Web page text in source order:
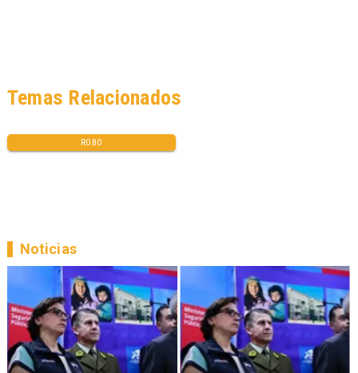
ROBO
Temas Relacionados
Noticias